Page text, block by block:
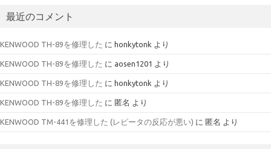
最近のコメント
KENWOOD TH-89を修理した に honkytonk より
KENWOOD TH-89を修理した に aosen1201 より
KENWOOD TH-89を修理した に honkytonk より
KENWOOD TH-89を修理した に 匿名 より
KENWOOD TM-441を修理した (レピータの反応が悪い) に 匿名 より